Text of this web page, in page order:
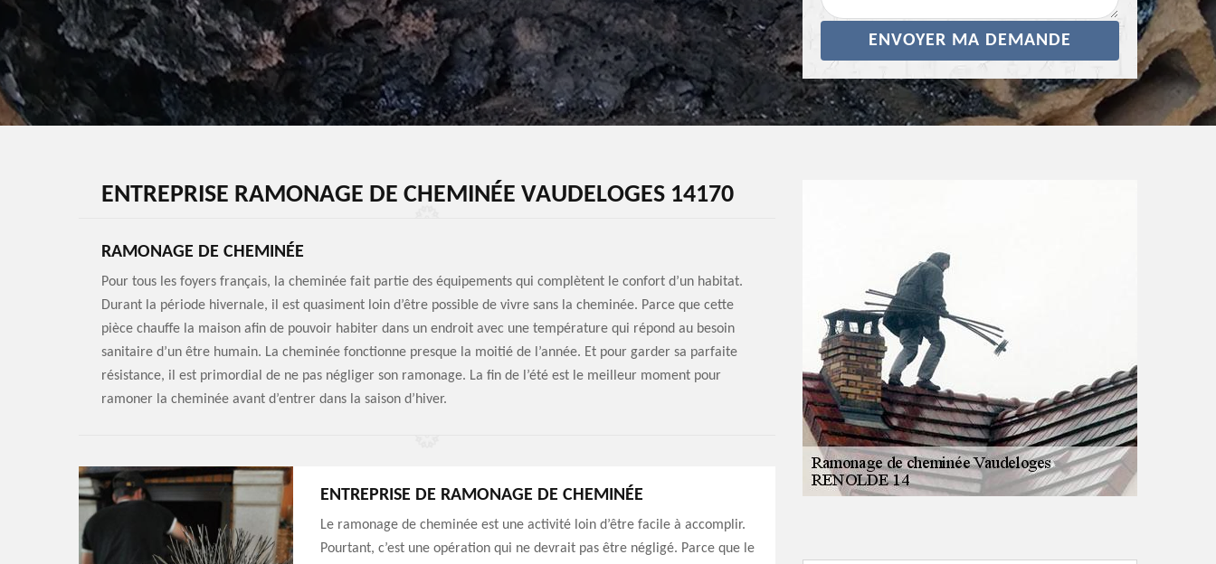
ENTREPRISE RAMONAGE DE CHEMINÉE VAUDELOGES 14170
RAMONAGE DE CHEMINÉE
Pour tous les foyers français, la cheminée fait partie des équipements qui complètent le confort d’un habitat.
Durant la période hivernale, il est quasiment loin d’être possible de vivre sans la cheminée. Parce que cette
pièce chauffe la maison afin de pouvoir habiter dans un endroit avec une température qui répond au besoin
sanitaire d’un être humain. La cheminée fonctionne presque la moitié de l’année. Et pour garder sa parfaite
résistance, il est primordial de ne pas négliger son ramonage. La fin de l’été est le meilleur moment pour
ramoner la cheminée avant d’entrer dans la saison d’hiver.
ENTREPRISE DE RAMONAGE DE CHEMINÉE
Le ramonage de cheminée est une activité loin d’être facile à accomplir.
Pourtant, c’est une opération qui ne devrait pas être négligé. Parce que le